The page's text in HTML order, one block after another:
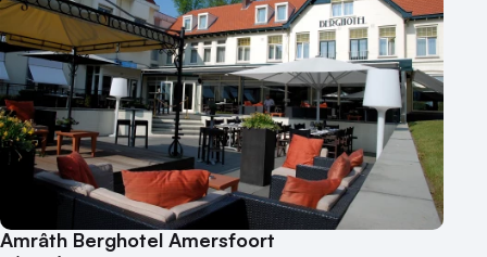
Amrâth Berghotel Amersfoort